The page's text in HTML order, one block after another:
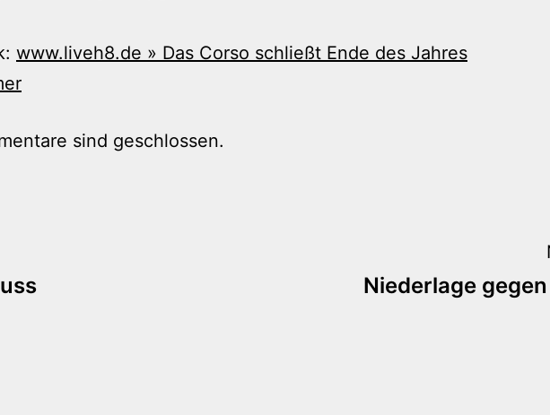
www.liveh8.de » Das Corso schließt Ende des Jahres
sind geschlossen.
Niederlage